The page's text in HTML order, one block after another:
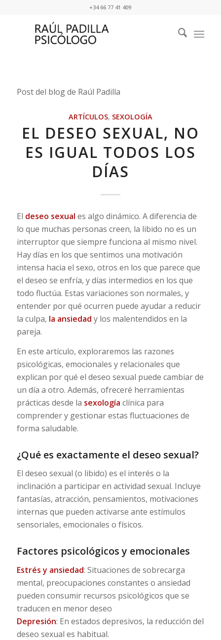
+34 66 77 41 409
Post del blog de Raúl Padilla
ARTÍCULOS, SEXOLOGÍA
EL DESEO SEXUAL, NO
ES IGUAL TODOS LOS
DÍAS
El deseo sexual es algo dinámico. A diferencia de
lo que muchas personas creen, la libido no es un
interruptor que siempre funciona al mismo nivel.
Hay días en los que sentimos una motivación
intensa hacia el sexo, otros en los que parece que
el deseo se enfría, y días intermedios en los que
todo fluctúa. Estas variaciones son normales, y
entender por qué ocurren puede ayudar a reducir
la culpa, la ansiedad y los malentendidos en la
pareja.
En este artículo, exploraremos las razones
psicológicas, emocionales y relacionales que
explican por qué el deseo sexual puede cambiar de
un día a otro. Además, ofreceré herramientas
prácticas desde la sexología clínica para
comprender y gestionar estas fluctuaciones de
forma saludable.
¿Qué es exactamente el deseo sexual?
El deseo sexual (o libido) es el interés o la
inclinación a participar en actividad sexual. Incluye
fantasías, atracción, pensamientos, motivaciones
internas que pueden activarse ante estímulos
sensoriales, emocionales o físicos.
Factores psicológicos y emocionales
Estrés y ansiedad: Situaciones de sobrecarga
mental, preocupaciones constantes o ansiedad
pueden consumir recursos psicológicos que se
traducen en menor deseo
Depresión: En estados depresivos, la reducción del
deseo sexual es habitual.